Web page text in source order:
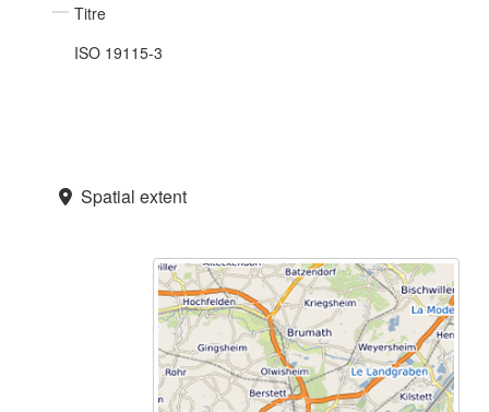
Titre
ISO 19115-3
Spatial extent